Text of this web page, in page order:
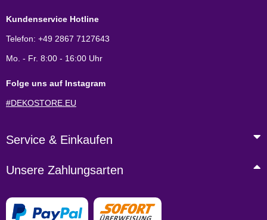
Kundenservice Hotline
Telefon: +49 2867 7127643
Mo. - Fr. 8:00 - 16:00 Uhr
Folge uns auf Instagram
#DEKOSTORE.EU
Service & Einkaufen
Unsere Zahlungsarten